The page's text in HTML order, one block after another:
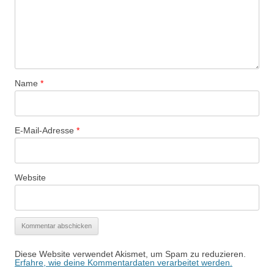
Name *
E-Mail-Adresse *
Website
Diese Website verwendet Akismet, um Spam zu reduzieren.
Erfahre, wie deine Kommentardaten verarbeitet werden.